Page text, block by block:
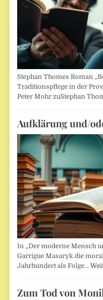
Stephan Thomes Roman
Traditionspflege in der
Peter Mohr zuStephan
Aufklärung und/
In „Der moderne Mensch
Garrigue Masaryk die
Jahrhundert als Folge…
Zum Tod von